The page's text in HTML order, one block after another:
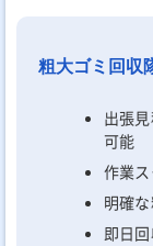
粗大ゴミ回収
出張
可能
作業
明確
即日